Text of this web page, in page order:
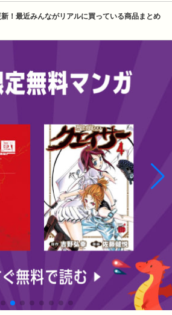
！最近みんながリアルに買っている商品まとめ